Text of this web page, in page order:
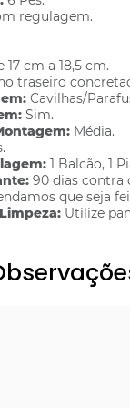
regulagem.
cm a 18,5 cm.
traseiro
Cavilhas/
Sim.
Média.
1 Balcão, 1
90 dias contra
que seja
Utilize